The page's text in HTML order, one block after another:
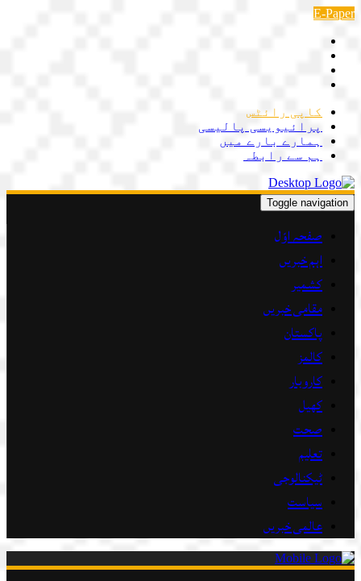
Skip
content
E-Paper
کاپی رائٹس
پرائیویسی پالیسی
ہمارے بارے میں
ہم سے رابطہ
Toggle navigation
صفحہ اوّل
اہم خبریں
کشمیر
مقامی خبریں
پاکستان
کالمز
کاروبار
کھیل
صحت
تعلیم
ٹیکنالوجی
سیاست
عالمی خبریں